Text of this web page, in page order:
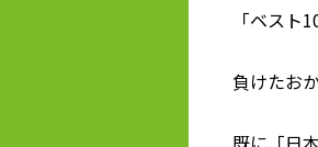
「ベスト
負けたお